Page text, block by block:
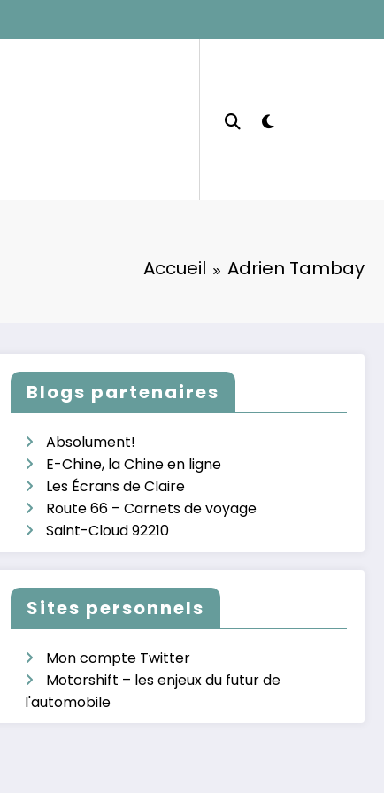
Accueil Adrien Tambay
Blogs partenaires
Absolument!
E-Chine, la Chine en ligne
Les Écrans de Claire
Route 66 – Carnets de voyage
Saint-Cloud 92210
Sites personnels
Mon compte Twitter
Motorshift – les enjeux du futur de
l'automobile